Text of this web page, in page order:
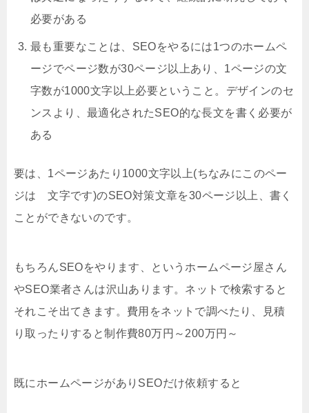
必要がある
最も重要なことは、SEOをやるには1つのホームペ
ージでページ数が30ページ以上あり、1ページの文
字数が1000文字以上必要ということ。デザインのセ
ンスより、最適化されたSEO的な長文を書く必要が
ある
要は、1ページあたり1000文字以上(ちなみにこのペー
ジは 文字です)のSEO対策文章を30ページ以上、書く
ことができないのです。
もちろんSEOをやります、というホームページ屋さん
やSEO業者さんは沢山あります。ネットで検索すると
それこそ出てきます。費用をネットで調べたり、見積
り取ったりすると制作費80万円～200万円～
既にホームページがありSEOだけ依頼すると